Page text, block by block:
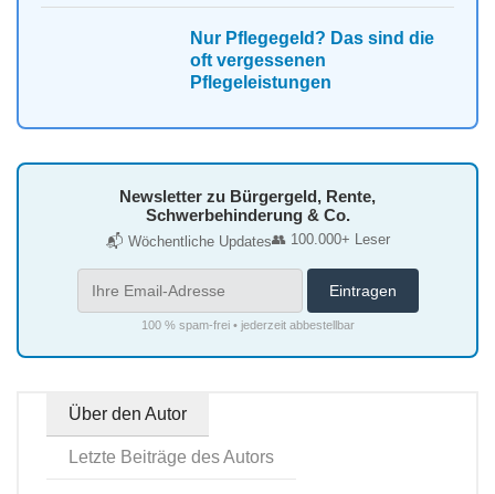
Nur Pflegegeld? Das sind die
oft vergessenen
Pflegeleistungen
Newsletter zu Bürgergeld, Rente,
Schwerbehinderung & Co.
📬 Wöchentliche Updates👥 100.000+ Leser
100 % spam-frei • jederzeit abbestellbar
Über den Autor
Letzte Beiträge des Autors